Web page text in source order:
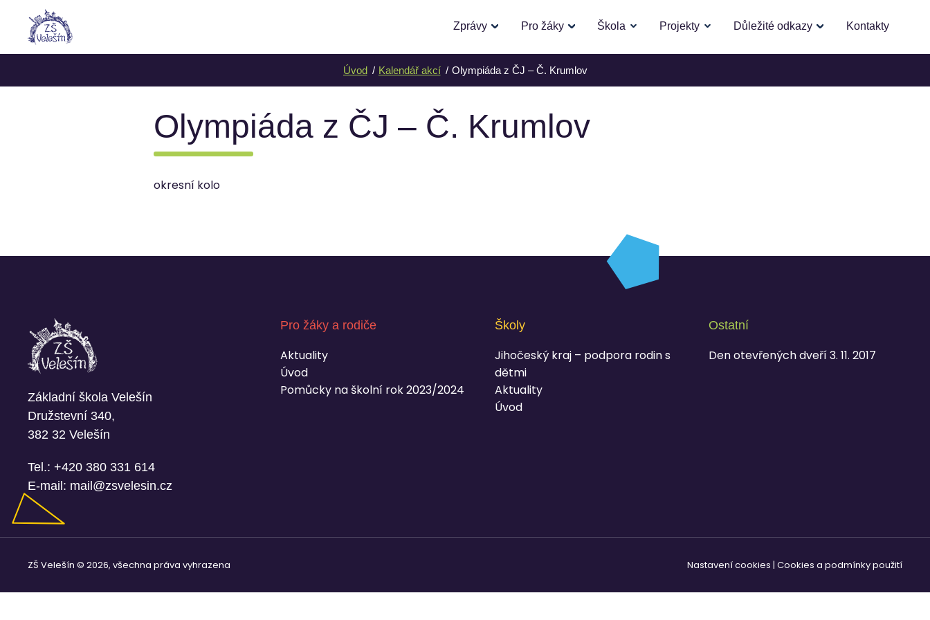
Zprávy Pro žáky Škola Projekty Důležité odkazy Kontakty
Úvod Kalendář akcí Olympiáda z ČJ – Č. Krumlov
Olympiáda z ČJ – Č. Krumlov
okresní kolo
Základní škola Velešín
Družstevní 340,
382 32 Velešín
Tel.: +420 380 331 614
E-mail: mail@zsvelesin.cz
Pro žáky a rodiče
Aktuality
Úvod
Pomůcky na školní rok 2023/2024
Školy
Jihočeský kraj – podpora rodin s
dětmi
Aktuality
Úvod
Ostatní
Den otevřených dveří 3. 11. 2017
ZŠ Velešín © 2026, všechna práva vyhrazena Nastavení cookies | Cookies a podmínky použití